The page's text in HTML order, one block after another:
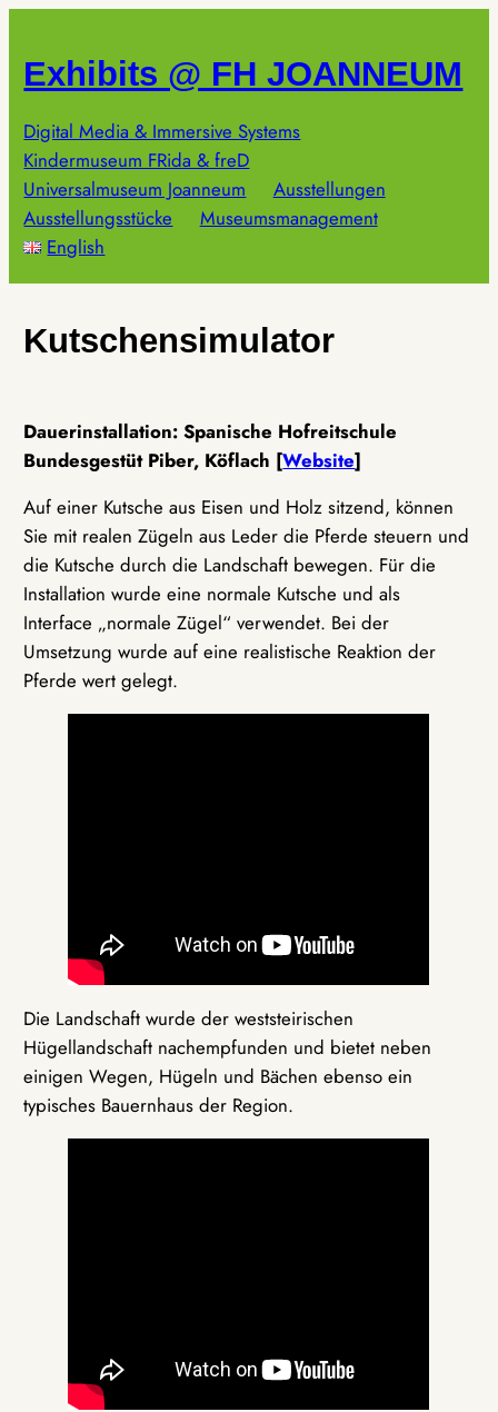
springen
Exhibits @ FH JOANNEUM
Digital Media & Immersive Systems
Kindermuseum FRida & freD
Universalmuseum Joanneum
Ausstellungen
Ausstellungsstücke
Museumsmanagement
English
Kutschensimulator
Dauerinstallation: Spanische Hofreitschule
Bundesgestüt Piber, Köflach [Website]
Auf einer Kutsche aus Eisen und Holz sitzend, können
Sie mit realen Zügeln aus Leder die Pferde steuern und
die Kutsche durch die Landschaft bewegen. Für die
Installation wurde eine normale Kutsche und als
Interface „normale Zügel“ verwendet. Bei der
Umsetzung wurde auf eine realistische Reaktion der
Pferde wert gelegt.
Die Landschaft wurde der weststeirischen
Hügellandschaft nachempfunden und bietet neben
einigen Wegen, Hügeln und Bächen ebenso ein
typisches Bauernhaus der Region.